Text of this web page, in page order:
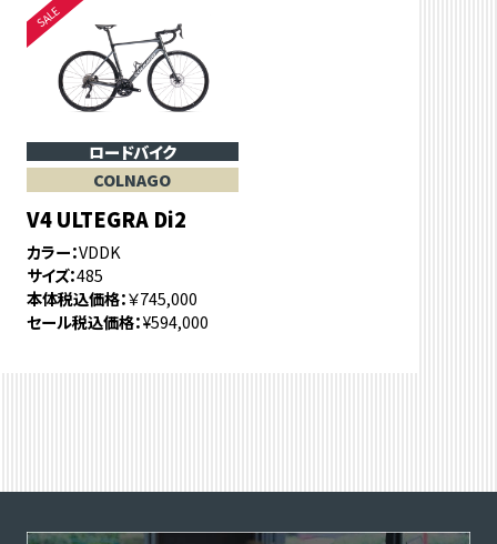
ロードバイク
COLNAGO
V4 ULTEGRA Di2
カラー VDDK
サイズ 485
本体税込価格 ￥745,000
セール税込価格 ¥594,000